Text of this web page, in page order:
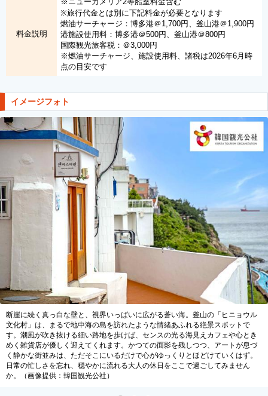
料金説明
※旅行代金とは別に下記料金が必要となります
燃油サーチャージ：博多港＠1,700円、釜山港＠1,900円
港施設使用料：博多港＠500円、釜山港＠800円
国際観光旅客税：＠3,000円
※燃油サーチャージ、施設使用料、諸税は2026年6月時
点の目安です
イメージフォト
断崖に続く真っ白な壁と、視界いっぱいに広がる蒼い海。釜山の「ヒニョウル
文化村」は、まるで地中海の島を訪れたような情緒あふれる絶景スポットで
す。潮風が吹き抜ける細い路地を歩けば、センスの光る海見えカフェや心とき
めく雑貨店が優しく迎えてくれます。かつての面影を残しつつ、アートが息づ
く静かな街並みは、ただそこにいるだけで心がゆっくりとほどけていくはず。
日常の忙しさを忘れ、穏やかに流れる大人の休日をここで過ごしてみません
か。（画像提供：韓国観光公社）